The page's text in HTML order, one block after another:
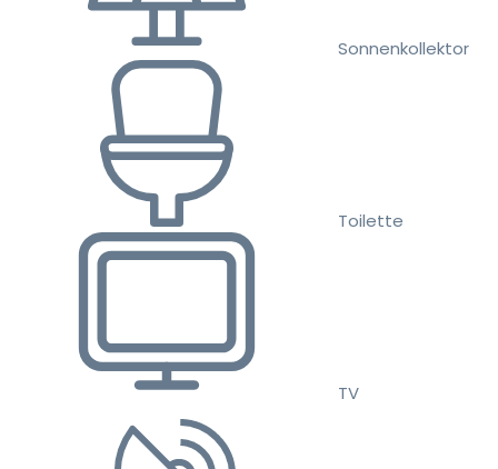
Sonnenkollektor
Toilette
TV